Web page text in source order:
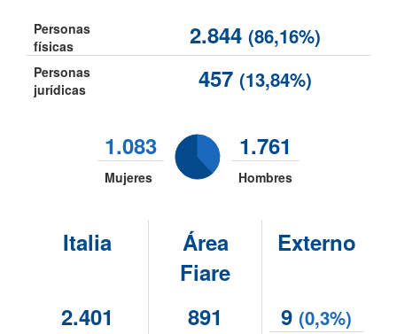
Personas
físicas
2.844 (86,16%)
Personas
jurídicas
457 (13,84%)
1.083 1.761
Mujeres Hombres
Italia
Área
Fiare
Externo
2.401 891 9 (0,3%)